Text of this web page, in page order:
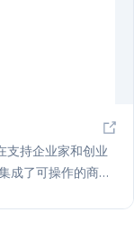
支持企业家和创业
成了可操作的商业
松创建专业的商业